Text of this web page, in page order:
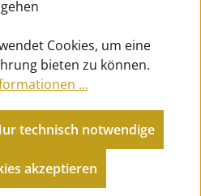
für Posaunen
Cookies, um eine
bieten zu können.
...
akzeptieren
technisch notwendige